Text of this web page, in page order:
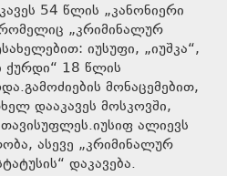
54 წლის „კანონიერი
„კრიმინალურ
იუსუფი, „იუშკა“,
ქურდი“ 18 წლის
მონაცემებით,
დააკავეს მოსკოვში,
ალიევს
ასევე „კრიმინალურ
დაკავება.